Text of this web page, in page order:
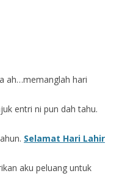
ah…memanglah hari
entri ni pun dah tahu.
Selamat Hari Lahir
aku peluang untuk